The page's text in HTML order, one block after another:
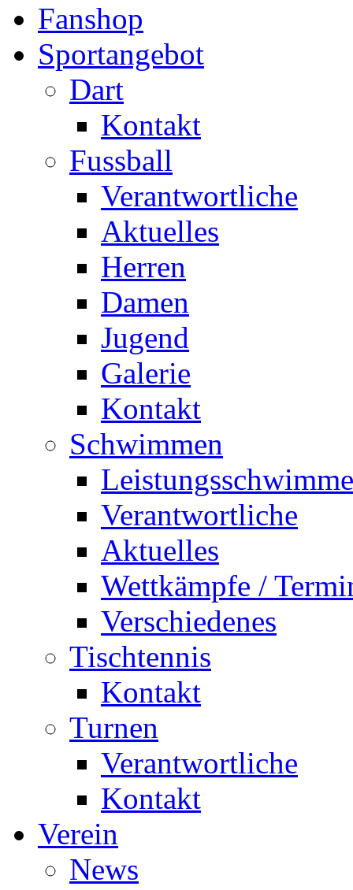
Fanshop
Sportangebot
Dart
Kontakt
Fussball
Verantwortliche
Aktuelles
Herren
Damen
Jugend
Galerie
Kontakt
Schwimmen
Verantwortliche
Aktuelles
Wettkämpfe /
Verschiedenes
Tischtennis
Kontakt
Turnen
Verantwortliche
Kontakt
Verein
News